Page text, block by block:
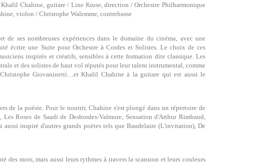
Chahine, guitare / Line Kruse, direction / Orchestre Philharmonique
violon / Christophe Walemme, contrebasse
ses nombreuses expériences dans le domaine du cinéma, avec une
écrire une Suite pour Orchestre à Cordes et Solistes. Le choix de ces
inspirés et créatifs, sensibles à cette formation dite classique. Les
et des solistes de haut vol réputés pour leur talent instrumental, comme
Giovaninetti…et Khalil Chahine à la guitare qui est aussi le
de la poésie. Pour le nourrir, Chahine s'est plongé dans un répertoire de
Roses de Saadi de Desbordes-Valmore, Sensation d'Arthur Rimbaud,
inspiré d'autres grands poètes tels que Baudelaire (L'invitation), De
des mots, mais aussi leurs rythmes à travers la scansion et leurs couleurs